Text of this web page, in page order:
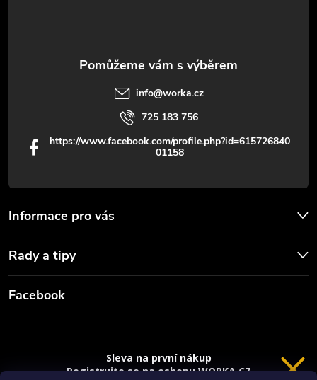
Informace pro vás
Rady a tipy
info@worka.cz
725 183 756
https://www.facebook.com/profile.php?id=615726840
01158
Facebook
Sleva na první nákup
Registrujte se na eshopu WORKA.CZ